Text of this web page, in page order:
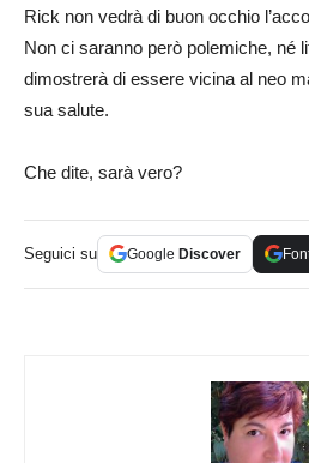
Rick non vedrà di buon occhio
Non ci saranno però polemiche, né
dimostrerà di essere vicina al neo
sua salute.
Che dite, sarà vero?
Seguici su Google Discover